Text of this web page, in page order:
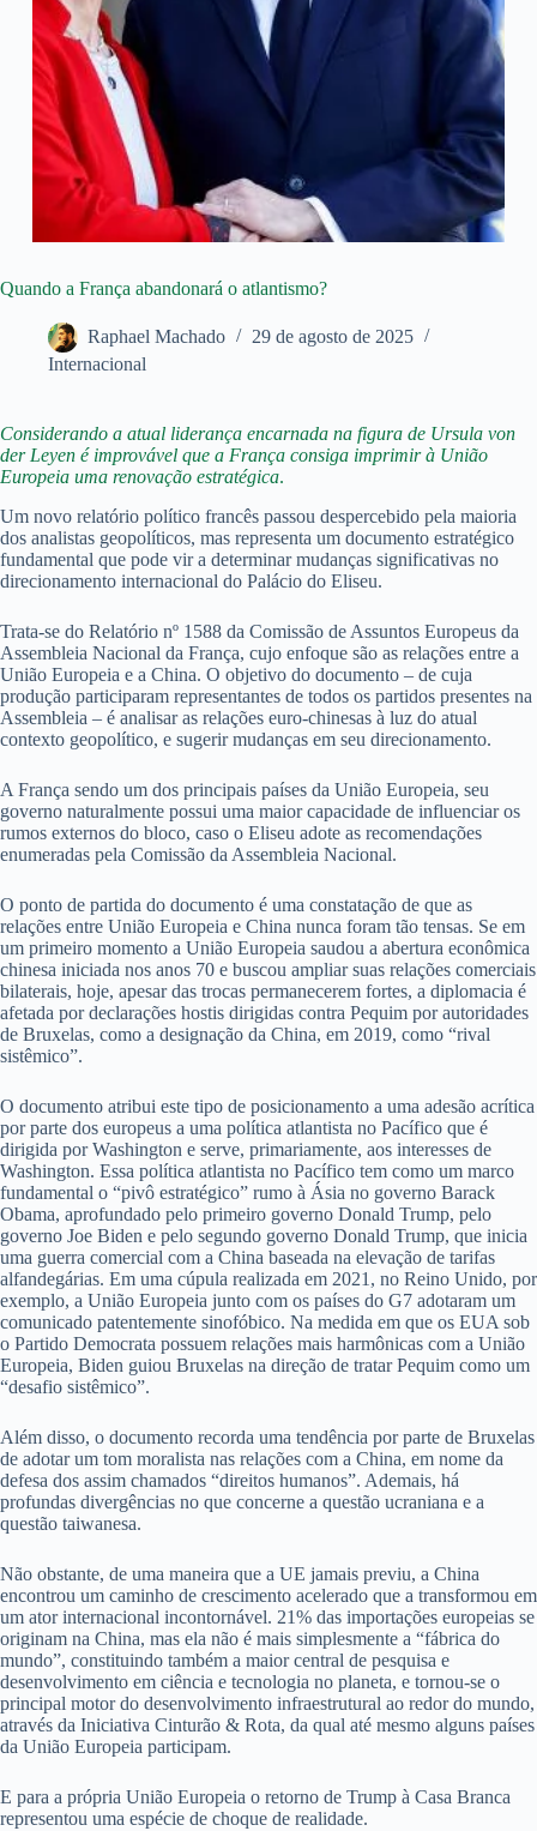
Quando a França abandonará o atlantismo?
Raphael Machado
29 de agosto de 2025
Internacional
Considerando a atual liderança encarnada na figura de Ursula von
der Leyen é improvável que a França consiga imprimir à União
Europeia uma renovação estratégica.
Um novo relatório político francês passou despercebido pela maioria
dos analistas geopolíticos, mas representa um documento estratégico
fundamental que pode vir a determinar mudanças significativas no
direcionamento internacional do Palácio do Eliseu.
Trata-se do Relatório nº 1588 da Comissão de Assuntos Europeus da
Assembleia Nacional da França, cujo enfoque são as relações entre a
União Europeia e a China. O objetivo do documento – de cuja
produção participaram representantes de todos os partidos presentes na
Assembleia – é analisar as relações euro-chinesas à luz do atual
contexto geopolítico, e sugerir mudanças em seu direcionamento.
A França sendo um dos principais países da União Europeia, seu
governo naturalmente possui uma maior capacidade de influenciar os
rumos externos do bloco, caso o Eliseu adote as recomendações
enumeradas pela Comissão da Assembleia Nacional.
O ponto de partida do documento é uma constatação de que as
relações entre União Europeia e China nunca foram tão tensas. Se em
um primeiro momento a União Europeia saudou a abertura econômica
chinesa iniciada nos anos 70 e buscou ampliar suas relações comerciais
bilaterais, hoje, apesar das trocas permanecerem fortes, a diplomacia é
afetada por declarações hostis dirigidas contra Pequim por autoridades
de Bruxelas, como a designação da China, em 2019, como “rival
sistêmico”.
O documento atribui este tipo de posicionamento a uma adesão acrítica
por parte dos europeus a uma política atlantista no Pacífico que é
dirigida por Washington e serve, primariamente, aos interesses de
Washington. Essa política atlantista no Pacífico tem como um marco
fundamental o “pivô estratégico” rumo à Ásia no governo Barack
Obama, aprofundado pelo primeiro governo Donald Trump, pelo
governo Joe Biden e pelo segundo governo Donald Trump, que inicia
uma guerra comercial com a China baseada na elevação de tarifas
alfandegárias. Em uma cúpula realizada em 2021, no Reino Unido, por
exemplo, a União Europeia junto com os países do G7 adotaram um
comunicado patentemente sinofóbico. Na medida em que os EUA sob
o Partido Democrata possuem relações mais harmônicas com a União
Europeia, Biden guiou Bruxelas na direção de tratar Pequim como um
“desafio sistêmico”.
Além disso, o documento recorda uma tendência por parte de Bruxelas
de adotar um tom moralista nas relações com a China, em nome da
defesa dos assim chamados “direitos humanos”. Ademais, há
profundas divergências no que concerne a questão ucraniana e a
questão taiwanesa.
Não obstante, de uma maneira que a UE jamais previu, a China
encontrou um caminho de crescimento acelerado que a transformou em
um ator internacional incontornável. 21% das importações europeias se
originam na China, mas ela não é mais simplesmente a “fábrica do
mundo”, constituindo também a maior central de pesquisa e
desenvolvimento em ciência e tecnologia no planeta, e tornou-se o
principal motor do desenvolvimento infraestrutural ao redor do mundo,
através da Iniciativa Cinturão & Rota, da qual até mesmo alguns países
da União Europeia participam.
E para a própria União Europeia o retorno de Trump à Casa Branca
representou uma espécie de choque de realidade.